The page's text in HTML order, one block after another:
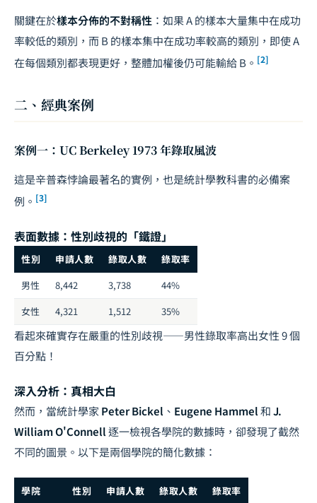
關鍵在於樣本分佈的不對稱性 ：如果 A 的樣本大量集中在成功
率較低的類別，而 B 的樣本集中在成功率較高的類別，即使 A
在每個類別都表現更好，整體加權後仍可能輸給 B。 [2]
二、經典案例
案例一：UC Berkeley 1973 年錄取風波
這是辛普森悖論最著名的實例，也是統計學教科書的必備案
例。 [3]
表面數據：性別歧視的「鐵證」
性別 申請人數 錄取人數
錄取率
男性
8,442 3,738
44%
女性
4,321 1,512 35%
看起來確實存在嚴重的性別歧視——男性錄取率高出女性 9 個
百分點！
深入分析：真相大白
然而，當統計學家 Peter Bickel 、 Eugene Hammel和J.
William O'Connell逐一檢視各學院的數據時，卻發現了截然
不同的圖景。以下是兩個學院的簡化數據：
學院 性別 申請人數 錄取人數 錄取率